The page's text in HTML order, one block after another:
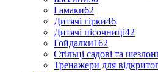
Гамаки62
Дитячі гірки46
Дитячі пісочниці42
Гойдалки162
Стільці садові та
Тренажери для